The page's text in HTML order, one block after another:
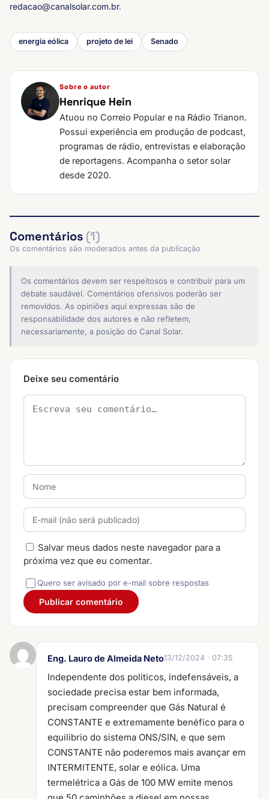
redacao@canalsolar.com.br.
energia eólica projeto de lei Senado
Sobre o autor
Henrique Hein
Atuou no Correio Popular e na Rádio Trianon.
Possui experiência em produção de podcast,
programas de rádio, entrevistas e elaboração
de reportagens. Acompanha o setor solar
desde 2020.
Comentários (1)
Os comentários são moderados antes da publicação
Os comentários devem ser respeitosos e contribuir para um
debate saudável. Comentários ofensivos poderão ser
removidos. As opiniões aqui expressas são de
responsabilidade dos autores e não refletem,
necessariamente, a posição do Canal Solar.
Deixe seu comentário
Salvar meus dados neste navegador para a
próxima vez que eu comentar.
Quero ser avisado por e-mail sobre respostas
Eng. Lauro de Almeida Neto13/12/2024 · 07:35
Independente dos politicos, indefensáveis, a
sociedade precisa estar bem informada,
precisam compreender que Gás Natural é
CONSTANTE e extremamente benéfico para o
equilibrio do sistema ONS/SIN, e que sem
CONSTANTE não poderemos mais avançar em
INTERMITENTE, solar e eólica. Uma
termelétrica a Gás de 100 MW emite menos